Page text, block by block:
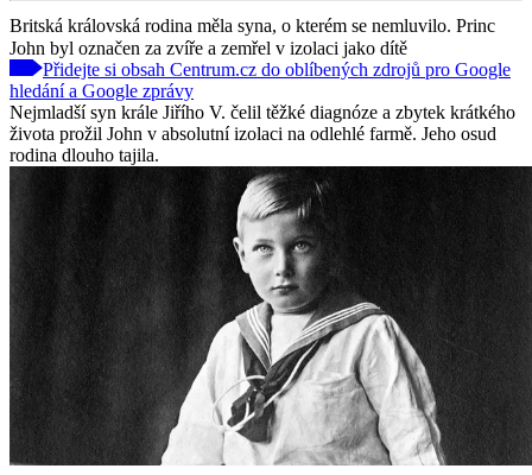
Britská královská rodina měla syna, o kterém se nemluvilo. Princ
John byl označen za zvíře a zemřel v izolaci jako dítě
Přidejte si obsah Centrum.cz do oblíbených zdrojů pro Google
hledání a Google zprávy
Nejmladší syn krále Jiřího V. čelil těžké diagnóze a zbytek krátkého
života prožil John v absolutní izolaci na odlehlé farmě. Jeho osud
rodina dlouho tajila.